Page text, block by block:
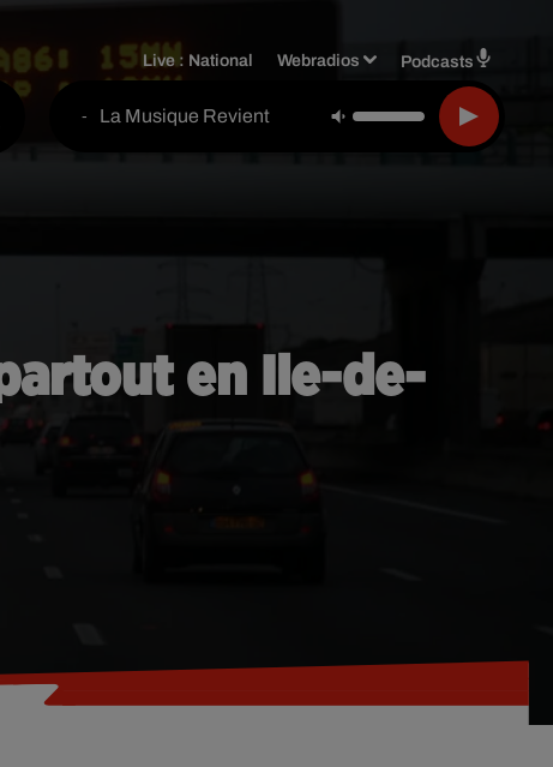
Live : National Webradios Podcasts
- La Musique Revient
en Ile-de-